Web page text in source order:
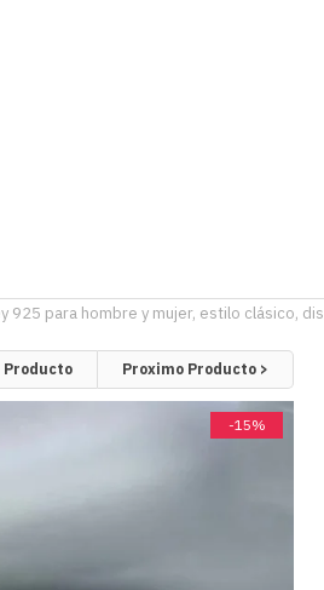
925 para hombre y mujer, estilo clásico,
Producto Proximo Producto >
-15%